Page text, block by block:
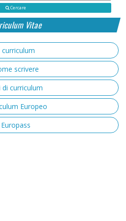
Cercare
Vitae
curriculum
scrivere
di curriculum
Europeo
Europass